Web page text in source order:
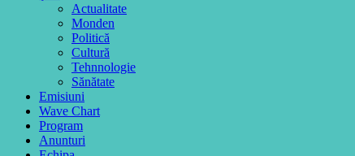
Actualitate
Monden
Politică
Cultură
Tehnnologie
Sănătate
Emisiuni
Wave Chart
Program
Anunturi